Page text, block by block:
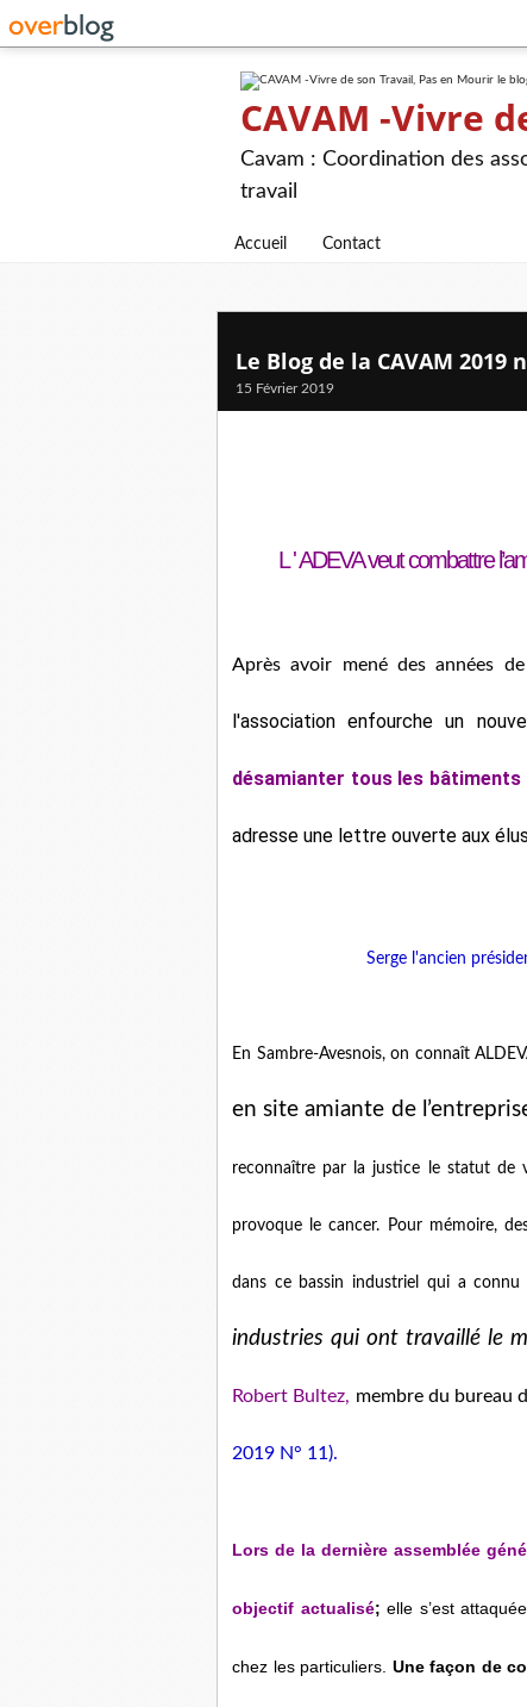
CAVAM -Vivre
Cavam : Coordination des
travail
Accueil Contact
Le Blog de la CAVAM 2019
15 Février 2019
L ' ADEVA veut combattre
Après avoir mené des années
l'association enfourche un
désamianter tous les
adresse une lettre ouverte aux
Serge l'ancien
En Sambre-Avesnois, on connaît
en site amiante de
reconnaître par la justice le statut de
provoque le cancer. Pour mémoire,
dans ce bassin industriel qui a connu
industries qui ont travaillé le
Robert Bultez, membre du bureau
2019 N° 11).
Lors de la dernière assemblée
objectif actualisé; elle s’est
chez les particuliers. Une façon de